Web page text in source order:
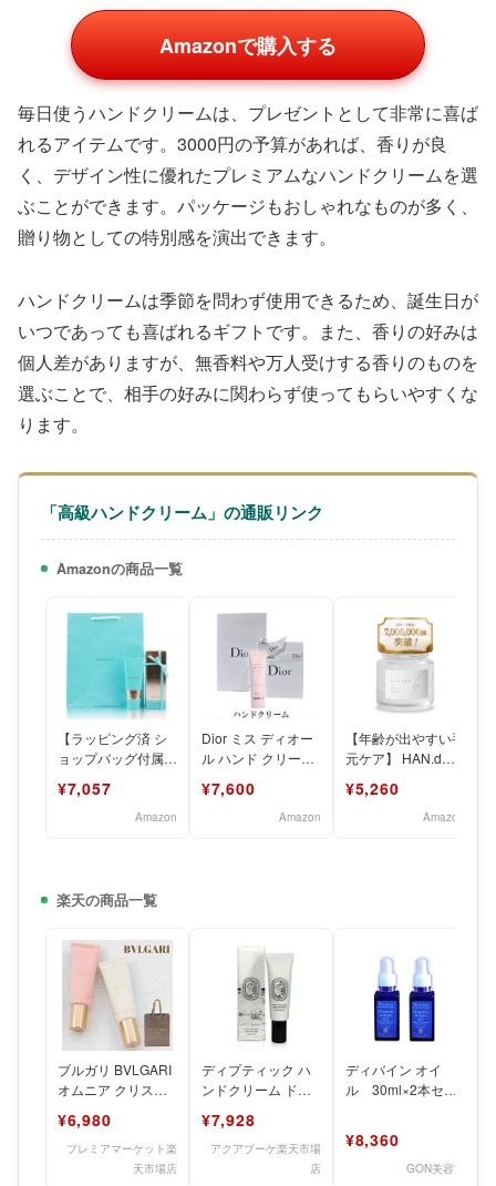
Amazonで購入する
毎日使うハンドクリームは、プレゼントとして非常に喜ば
れるアイテムです。3000円の予算があれば、香りが良
く、デザイン性に優れたプレミアムなハンドクリームを選
ぶことができます。パッケージもおしゃれなものが多く、
贈り物としての特別感を演出できます。
ハンドクリームは季節を問わず使用できるため、誕生日が
いつであっても喜ばれるギフトです。また、香りの好みは
個人差がありますが、無香料や万人受けする香りのものを
選ぶことで、相手の好みに関わらず使ってもらいやすくな
ります。
「高級ハンドクリーム」の通販リンク
Amazonの商品一覧
【ラッピング済 シ
ョップバッグ付属】
ァニー ブルー 2.5オ
¥7,057
Amazon
Dior ミス ディオー
ル ハンド クリーム
リリットル (
¥7,600
Amazon
【年齢が出やすい手
元ケア】 HAN.d
25g 瓶
¥5,260
Amazon
楽天の商品一覧
ブルガリ BVLGARI
オムニア クリスタ
ア ブロッサム
¥6,980
プレミアマーケット楽
天市場店
ディプティック ハ
ンドクリーム ドソ
DO SON
¥7,928
アクアブーケ楽天市場
店
ディバイン オイ
ル 30ml×2本セッ
アケア
¥8,360
GON美容室